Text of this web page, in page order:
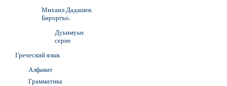
Михаил Дадашев.
Бироргъо.
Дуьимуьн
серне
Греческий язык
Алфавит
Грамматика